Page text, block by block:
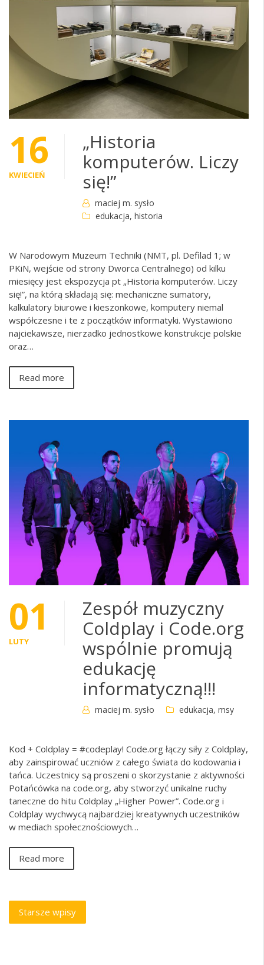
16
KWIECIEŃ
„Historia
komputerów. Liczy
się!”
maciej m. sysło
edukacja, historia
W Narodowym Muzeum Techniki (NMT, pl. Defilad 1; w
PKiN, wejście od strony Dworca Centralnego) od kilku
miesięcy jest ekspozycja pt „Historia komputerów. Liczy
się!”, na którą składają się: mechaniczne sumatory,
kalkulatory biurowe i kieszonkowe, komputery niemal
współczesne i te z początków informatyki. Wystawiono
najciekawsze, nierzadko jednostkowe konstrukcje polskie
oraz…
Read more
01
LUTY
Zespół muzyczny
Coldplay i Code.org
wspólnie promują
edukację
informatyczną!!!
maciej m. sysło edukacja, msy
Kod + Coldplay = #codeplay! Code.org łączy siły z Coldplay,
aby zainspirować uczniów z całego świata do kodowania i
tańca. Uczestnicy są proszeni o skorzystanie z aktywności
Potańcówka na code.org, aby stworzyć unikalne ruchy
taneczne do hitu Coldplay „Higher Power”. Code.org i
Coldplay wychwycą najbardziej kreatywnych uczestników
w mediach społecznościowych…
Read more
Nawigacja
po
Starsze wpisy